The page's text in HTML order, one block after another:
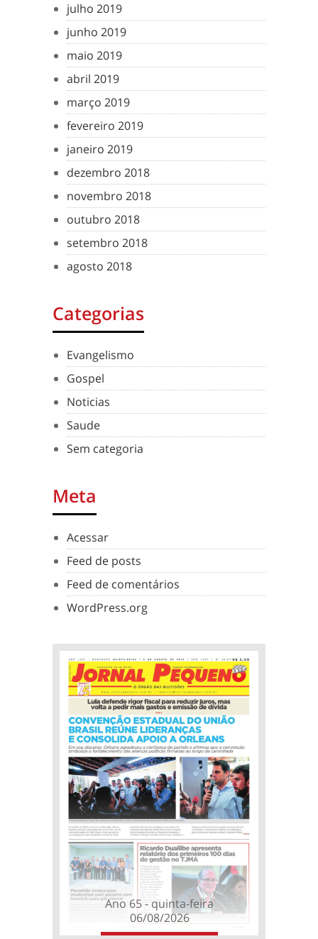
julho 2019
junho 2019
maio 2019
abril 2019
março 2019
fevereiro 2019
janeiro 2019
dezembro 2018
novembro 2018
outubro 2018
setembro 2018
agosto 2018
Categorias
Evangelismo
Gospel
Noticias
Saude
Sem categoria
Meta
Acessar
Feed de posts
Feed de comentários
WordPress.org
Ano 65 - quinta-feira
06/08/2026